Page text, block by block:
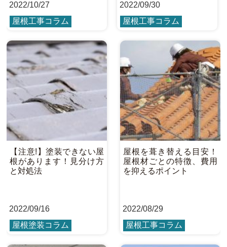
2022/10/27
屋根工事コラム
2022/09/30
屋根工事コラム
【注意!】塗装できない屋
根があります！見分け方
と対処法
2022/09/16
屋根塗装コラム
屋根を葺き替える目安！
屋根材ごとの特徴、費用
を抑えるポイント
2022/08/29
屋根工事コラム